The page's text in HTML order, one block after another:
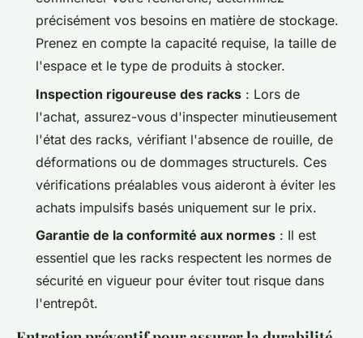
précisément vos besoins en matière de stockage.
Prenez en compte la capacité requise, la taille de
l'espace et le type de produits à stocker.
Inspection rigoureuse des racks : Lors de
l'achat, assurez-vous d'inspecter minutieusement
l'état des racks, vérifiant l'absence de rouille, de
déformations ou de dommages structurels. Ces
vérifications préalables vous aideront à éviter les
achats impulsifs basés uniquement sur le prix.
Garantie de la conformité aux normes : Il est
essentiel que les racks respectent les normes de
sécurité en vigueur pour éviter tout risque dans
l'entrepôt.